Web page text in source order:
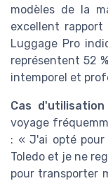
modèles de la
excellent
Luggage Pro
représentent 52
intemporel et
Cas d'utilisation
voyage
: « J'ai opté pour
Toledo et je ne
pour transporter